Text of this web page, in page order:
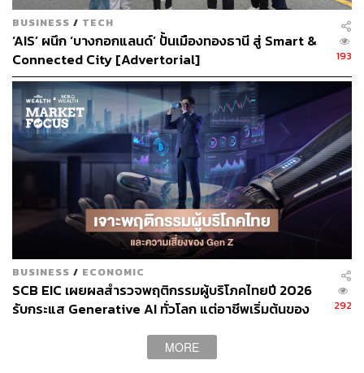
นอกจากนี้แล้ว ปัจจัยที่ต้องจับตาในปี 2565 คือดีลระหว่าง
TRUE-DTAC ดีลนี้จะส่งผลบวก เนื่องจากจะทำให้การแข่งขัน
ด้านราคาลดน้อยลง อาจส่งผลทำให้การแข่งขันใน
อุตสาหกรรมโทรศัพท์เคลื่อนที่ปรับตัวลดลง
สามารถติดตาม THE STANDARD WEALTH
ผ่านแอปพลิเคชันต่างๆ ที่คุณสะดวกหรือใช้งานอยู่แล้วได้เลย
บมจ.แอดวานซ์ อินโฟร์ เซอร์วิส (ADVANC)
Market Focus
JASIF
BUSINESS / TECH
‘AIS’ ผนึก ‘บางกอกแลนด์’ ปั้นเมืองทองธานี สู่ Smart &
Connected City [Advertorial]
193
BUSINESS / ECONOMIC
SCB EIC เผยผลสำรวจพฤติกรรมผู้บริโภคไทยปี 2026
รับกระแส Generative AI ทั่วโลก แต่อาชีพเริ่มต้นของ
292
MORE